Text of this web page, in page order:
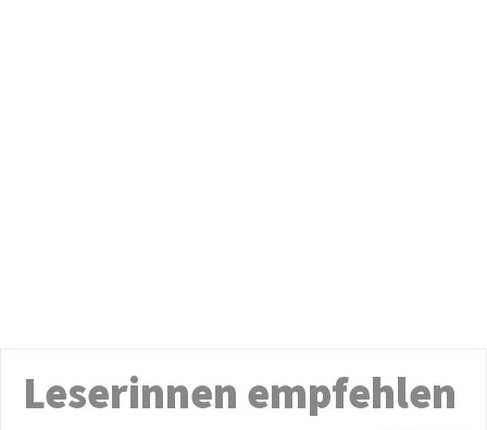
Leserinnen empfehlen